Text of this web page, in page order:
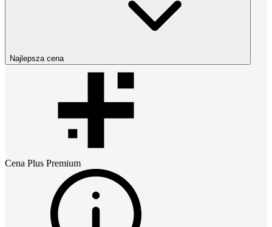
Najlepsza cena
Cena Plus Premium